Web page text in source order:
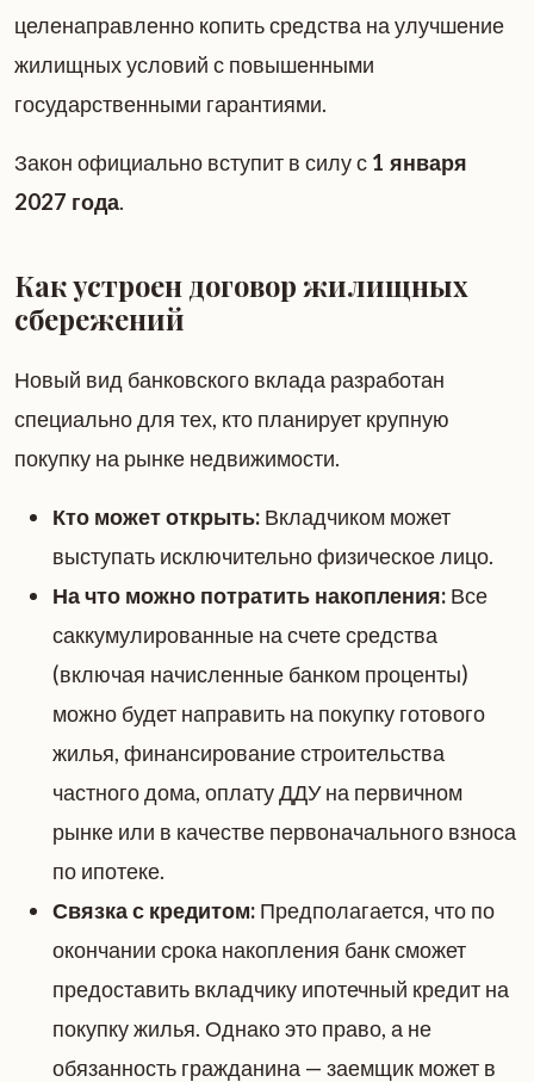
целенаправленно копить средства на улучшение
жилищных условий с повышенными
государственными гарантиями.
Закон официально вступит в силу с 1 января
2027 года.
Как устроен договор жилищных
сбережений
Новый вид банковского вклада разработан
специально для тех, кто планирует крупную
покупку на рынке недвижимости.
Кто может открыть: Вкладчиком может
выступать исключительно физическое лицо.
На что можно потратить накопления: Все
саккумулированные на счете средства
(включая начисленные банком проценты)
можно будет направить на покупку готового
жилья, финансирование строительства
частного дома, оплату ДДУ на первичном
рынке или в качестве первоначального взноса
по ипотеке.
Связка с кредитом: Предполагается, что по
окончании срока накопления банк сможет
предоставить вкладчику ипотечный кредит на
покупку жилья. Однако это право, а не
обязанность гражданина — заемщик может в